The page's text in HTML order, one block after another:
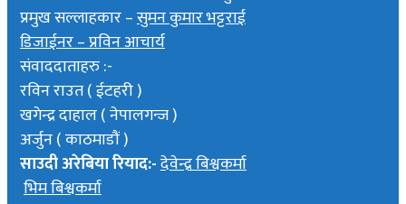
प्रमुख सल्लाहकार –सुमन कुमार भट्टराई
डिजाईनर – प्रविन आचार्य
संवाददाताहरु :-
रविन राउत ( ईटहरी )
खगेन्द्र दाहाल ( नेपालगन्ज )
अर्जुन ( काठमाडौं )
साउदी अरेबिया रियाद:-देवेन्द्र बिश्वकर्मा
भिम बिश्वकर्मा